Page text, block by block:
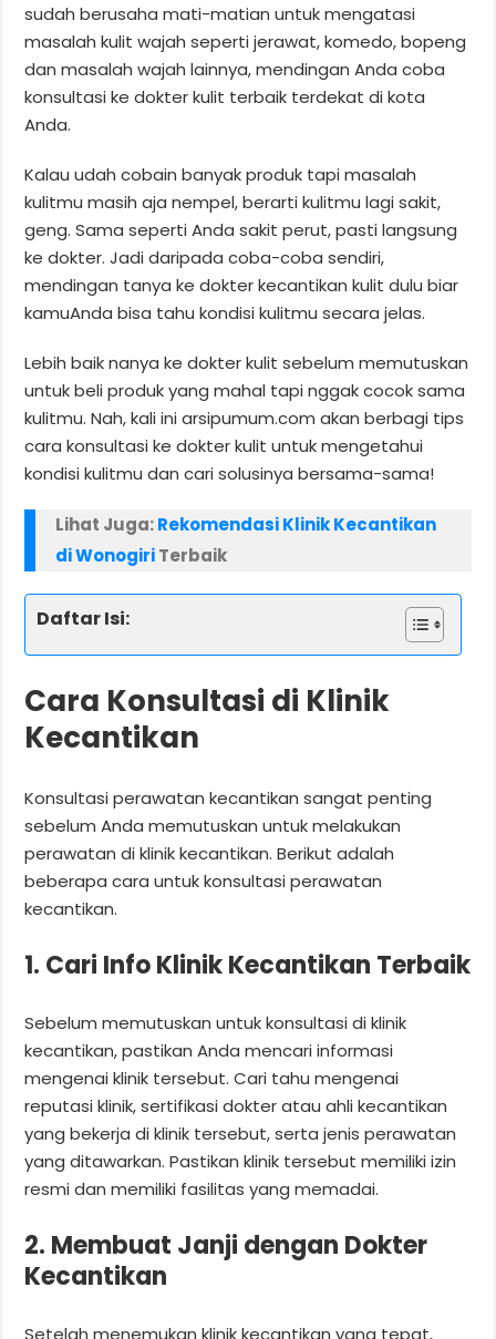
sudah berusaha mati-matian untuk mengatasi
masalah kulit wajah seperti jerawat, komedo, bopeng
dan masalah wajah lainnya, mendingan Anda coba
konsultasi ke dokter kulit terbaik terdekat di kota
Anda.
Kalau udah cobain banyak produk tapi masalah
kulitmu masih aja nempel, berarti kulitmu lagi sakit,
geng. Sama seperti Anda sakit perut, pasti langsung
ke dokter. Jadi daripada coba-coba sendiri,
mendingan tanya ke dokter kecantikan kulit dulu biar
kamuAnda bisa tahu kondisi kulitmu secara jelas.
Lebih baik nanya ke dokter kulit sebelum memutuskan
untuk beli produk yang mahal tapi nggak cocok sama
kulitmu. Nah, kali ini arsipumum.com akan berbagi tips
cara konsultasi ke dokter kulit untuk mengetahui
kondisi kulitmu dan cari solusinya bersama-sama!
Lihat Juga:Rekomendasi Klinik Kecantikan
di WonogiriTerbaik
Daftar Isi:
Cara Konsultasi di Klinik
Kecantikan
Konsultasi perawatan kecantikan sangat penting
sebelum Anda memutuskan untuk melakukan
perawatan di klinik kecantikan. Berikut adalah
beberapa cara untuk konsultasi perawatan
kecantikan.
1. Cari Info Klinik Kecantikan Terbaik
Sebelum memutuskan untuk konsultasi di klinik
kecantikan, pastikan Anda mencari informasi
mengenai klinik tersebut. Cari tahu mengenai
reputasi klinik, sertifikasi dokter atau ahli kecantikan
yang bekerja di klinik tersebut, serta jenis perawatan
yang ditawarkan. Pastikan klinik tersebut memiliki izin
resmi dan memiliki fasilitas yang memadai.
2. Membuat Janji dengan Dokter
Kecantikan
Setelah menemukan klinik kecantikan yang tepat,